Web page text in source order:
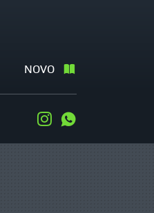
NOVO
Instagram